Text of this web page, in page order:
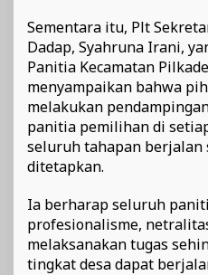
Sementara itu, Plt
Dadap, Syahruna Irani,
Panitia Kecamatan
menyampaikan bahwa
melakukan
panitia pemilihan di
seluruh tahapan berjalan
ditetapkan.
Ia berharap seluruh
profesionalisme,
melaksanakan tugas
tingkat desa dapat